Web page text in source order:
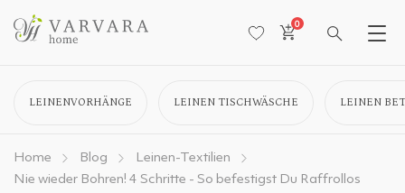
0
LEINENVORHÄNGE LEINEN TISCHWÄSCHE LEINEN
Home Blog
Leinen-Textilien
Nie wieder Bohren! 4 Schritte - So befestigst Du Raffrollos